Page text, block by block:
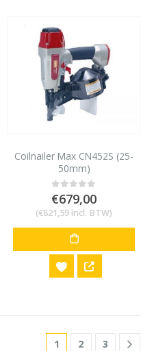
Coilnailer Max CN452S (25-
50mm)
0out of 5
€679,00
(€821,59 incl. BTW)
1 2 3